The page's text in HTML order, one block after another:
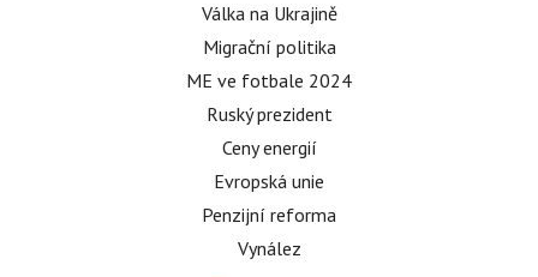
Válka na Ukrajině
Migrační politika
ME ve fotbale 2024
Ruský prezident
Ceny energií
Evropská unie
Penzijní reforma
Vynález